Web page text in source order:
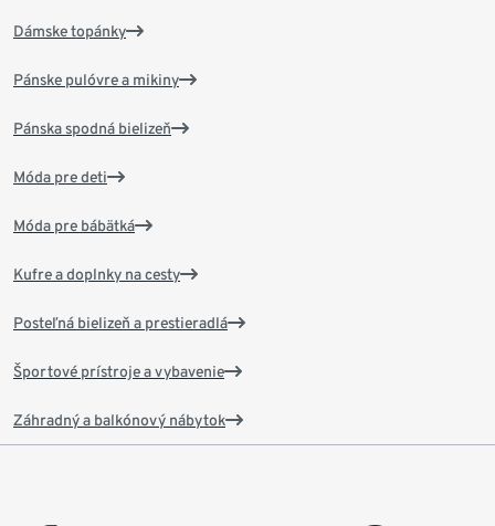
Dámske topánky
Pánske pulóvre a mikiny
Pánska spodná bielizeň
Móda pre deti
Móda pre bábätká
Kufre a doplnky na cesty
Posteľná bielizeň a prestieradlá
Športové prístroje a vybavenie
Záhradný a balkónový nábytok